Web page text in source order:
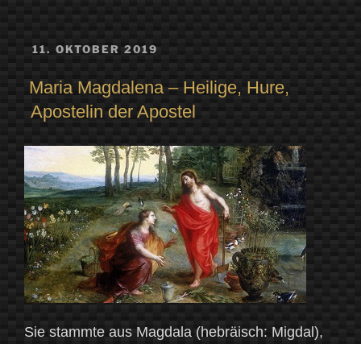
VERÖFFENTLICHT
11. OKTOBER 2019
Maria Magdalena – Heilige, Hure,
Apostelin der Apostel
Sie stammte aus Magdala (hebräisch: Migdal),